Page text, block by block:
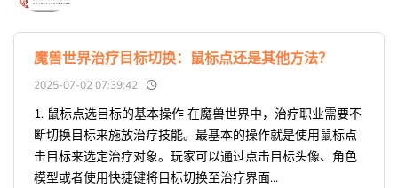
魔兽世界治疗目标切换：鼠标点还是其他方法？
2025-07-02 07:39:42
1. 鼠标点选目标的基本操作 在魔兽世界中，治疗职业需要不
断切换目标来施放治疗技能。最基本的操作就是使用鼠标点
击目标来选定治疗对象。玩家可以通过点击目标头像、角色
模型或者使用快捷键将目标切换至治疗界面...